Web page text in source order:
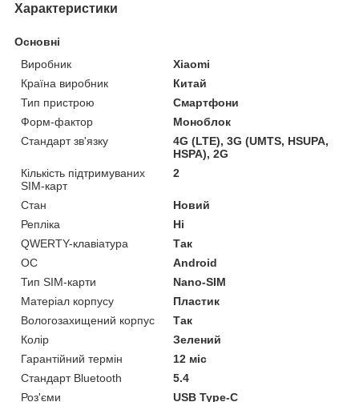
Характеристики
Основні
Виробник
Xiaomi
Країна виробник
Китай
Тип пристрою
Смартфони
Форм-фактор
Моноблок
Стандарт зв'язку
4G (LTE), 3G (UMTS, HSUPA,
HSPA), 2G
Кількість підтримуваних
SIM-карт
2
Стан
Новий
Репліка
Ні
QWERTY-клавіатура
Так
ОС
Android
Тип SIM-карти
Nano-SIM
Матеріал корпусу
Пластик
Вологозахищений корпус
Так
Колір
Зелений
Гарантійний термін
12 міс
Стандарт Bluetooth
5.4
Роз'єми
USB Type-C